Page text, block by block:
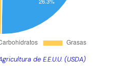
de E.E.U.U. (USDA)